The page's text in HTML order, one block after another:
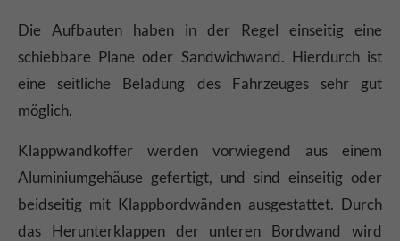
Die Aufbauten haben in der Regel einseitig eine
schiebbare Plane oder Sandwichwand. Hierdurch ist
eine seitliche Beladung des Fahrzeuges sehr gut
möglich.
Klappwandkoffer werden vorwiegend aus einem
Aluminiumgehäuse gefertigt, und sind einseitig oder
beidseitig mit Klappbordwänden ausgestattet. Durch
das Herunterklappen der unteren Bordwand wird